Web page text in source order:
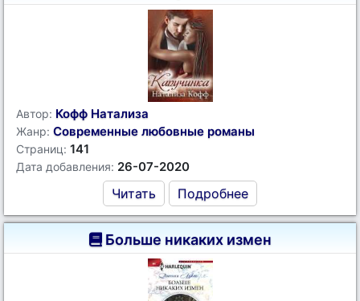
Автор: Кофф Натализа
Жанр: Современные любовные романы
Страниц: 141
Дата добавления: 26-07-2020
Читать Подробнее
Больше никаких измен